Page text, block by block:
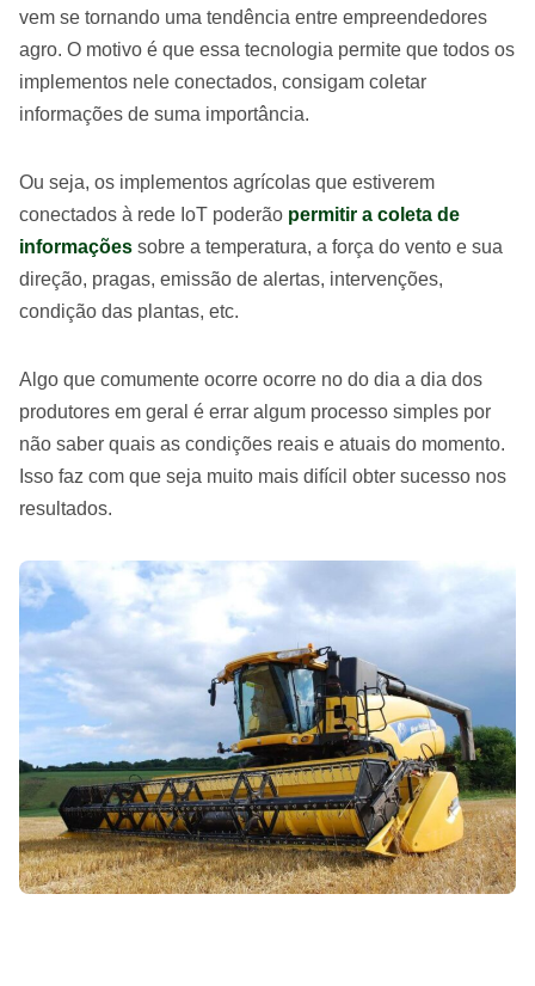
vem se tornando uma tendência entre empreendedores
agro. O motivo é que essa tecnologia permite que todos os
implementos nele conectados, consigam coletar
informações de suma importância.
Ou seja, os implementos agrícolas que estiverem
conectados à rede IoT poderão permitir a coleta de
informações sobre a temperatura, a força do vento e sua
direção, pragas, emissão de alertas, intervenções,
condição das plantas, etc.
Algo que comumente ocorre ocorre no do dia a dia dos
produtores em geral é errar algum processo simples por
não saber quais as condições reais e atuais do momento.
Isso faz com que seja muito mais difícil obter sucesso nos
resultados.